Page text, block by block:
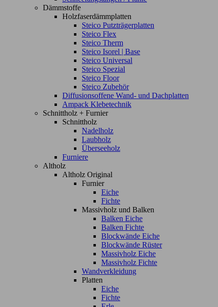
Dämmstoffe
Holzfaserdämmplatten
Steico Putzträgerplatten
Steico Flex
Steico Therm
Steico Isorel | Base
Steico Universal
Steico Spezial
Steico Floor
Steico Zubehör
Diffusionsoffene Wand- und Dachplatten
Ampack Klebetechnik
Schnittholz + Furnier
Schnittholz
Nadelholz
Laubholz
Überseeholz
Furniere
Altholz
Altholz Original
Furnier
Eiche
Fichte
Massivholz und Balken
Balken Eiche
Balken Fichte
Blockwände Eiche
Blockwände Rüster
Massivholz Eiche
Massivholz Fichte
Wandverkleidung
Platten
Eiche
Fichte